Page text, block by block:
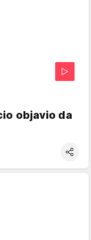
objavio da